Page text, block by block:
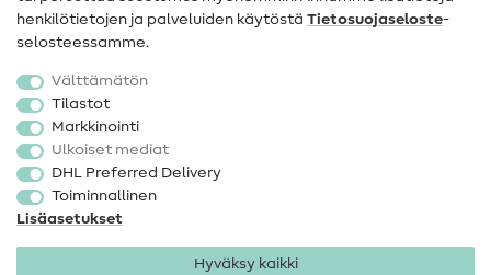
Suosittu
Kankaat
Ompelutarvikkeet
Ale
henkilötietojen ja palveluiden käytöstä Tietosuojaseloste-
selosteessamme.
Välttämätön
Tilastot
Markkinointi
Ulkoiset mediat
DHL Preferred Delivery
Toiminnallinen
Lisäasetukset
Hyväksy kaikki